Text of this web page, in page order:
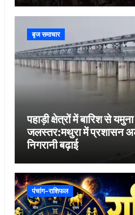
बृज समाचार
पहाड़ी क्षेत्रों में बारिश से
जलस्तर:मथुरा में प्रशासन
निगरानी बढ़ाई
पंचांग-राशिफल